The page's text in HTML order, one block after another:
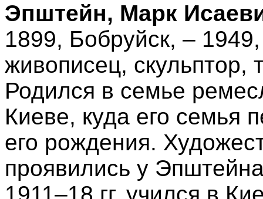
Эпштейн, Марк
1899, Бобруйск, –
живописец, скульптор,
Родился в семье
Киеве, куда его семья
его рождения.
проявились у